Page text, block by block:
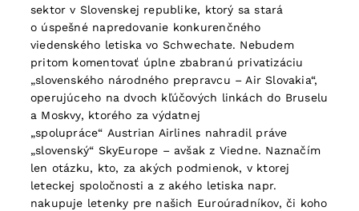
sektor v Slovenskej republike, ktorý sa stará
o úspešné napredovanie konkurenčného
viedenského letiska vo Schwechate. Nebudem
pritom komentovať úplne zbabranú privatizáciu
„slovenského národného prepravcu – Air Slovakia“,
operujúceho na dvoch kľúčových linkách do Bruselu
a Moskvy, ktorého za výdatnej
„spolupráce“ Austrian Airlines nahradil práve
„slovenský“ SkyEurope – avšak z Viedne. Naznačím
len otázku, kto, za akých podmienok, v ktorej
leteckej spoločnosti a z akého letiska napr.
nakupuje letenky pre našich Euroúradníkov, či koho